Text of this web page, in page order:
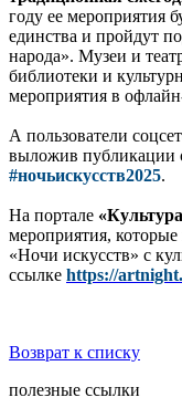
году ее мероприятия
единства и пройдут
народа». Музеи и
библиотеки и
мероприятия в
А пользователи
выложив публикации
#ночьискусств2025.
На портале
мероприятия,
«Ночи искусств» с
ссылке https://
Возврат к списку
полезные ссылки